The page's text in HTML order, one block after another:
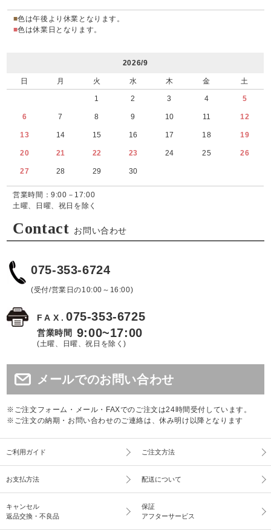
■色は午後より休業となります。
■色は休業日となります。
2026/9
日 月 火 水 木 金 土
1 2 3 4 5
6 7 8 9 10 11 12
13 14 15 16 17 18 19
20 21 22 23 24 25 26
27 28 29 30
営業時間：9:00－17:00
土曜、日曜、祝日を除く
Contact お問い合わせ
075-353-6724
(受付/営業日の10:00～16:00)
FAX.075-353-6725
営業時間 9:00~17:00
(土曜、日曜、祝日を除く)
メールでのお問い合わせ
※ご注文フォーム・メール・FAXでのご注文は24時間受付しています。
※ご注文の納期・お問い合わせのご連絡は、休み明け以降となります
ご利用ガイド ご注文方法
お支払方法 配送について
キャンセル
返品交換・不良品
保証
アフターサービス